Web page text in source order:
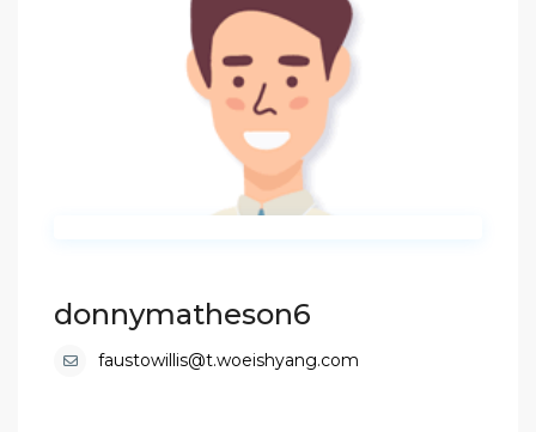
donnymatheson6
faustowillis@t.woeishyang.com